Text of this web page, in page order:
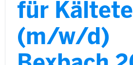
für
(m/w/d)